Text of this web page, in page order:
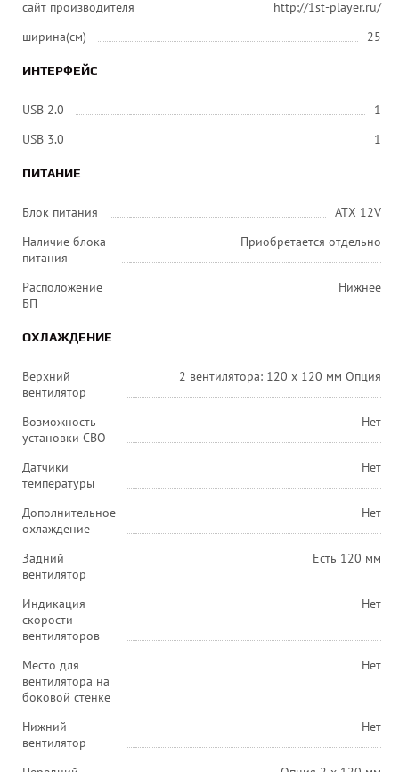
сайт производителя
http://1st-player.ru/
ширина(см)
25
ИНТЕРФЕЙС
USB 2.0
1
USB 3.0
1
ПИТАНИЕ
Блок питания
ATX 12V
Наличие блока
питания
Приобретается отдельно
Расположение
БП
Нижнее
ОХЛАЖДЕНИЕ
Верхний
вентилятор
2 вентилятора: 120 x 120 мм Опция
Возможность
установки СВО
Нет
Датчики
температуры
Нет
Дополнительное
охлаждение
Нет
Задний
вентилятор
Есть 120 мм
Индикация
скорости
вентиляторов
Нет
Место для
вентилятора на
боковой стенке
Нет
Нижний
вентилятор
Нет